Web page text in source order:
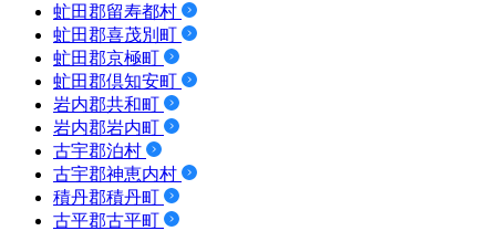
虻田郡留寿都村
虻田郡喜茂別町
虻田郡京極町
虻田郡倶知安町
岩内郡共和町
岩内郡岩内町
古宇郡泊村
古宇郡神恵内村
積丹郡積丹町
古平郡古平町